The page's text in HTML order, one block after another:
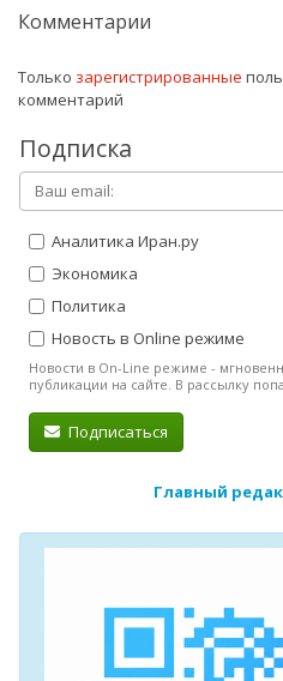
Комментарии
Только зарегистрированные
комментарий
Подписка
Аналитика Иран.ру
Экономика
Политика
Новость в Online режиме
Новости в On-Line режиме -
публикации на сайте. В рассылку
Подписаться
Главный